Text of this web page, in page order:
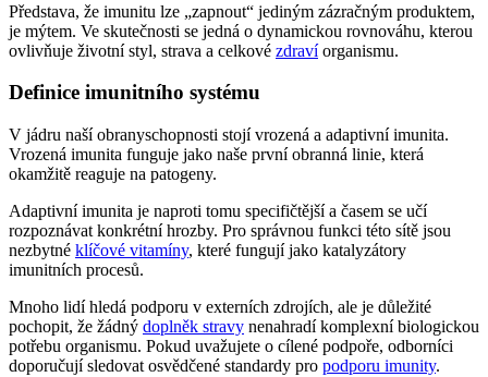
Představa, že imunitu lze „zapnout“ jediným zázračným produktem,
je mýtem. Ve skutečnosti se jedná o dynamickou rovnováhu, kterou
ovlivňuje životní styl, strava a celkové zdravíorganismu.
Definice imunitního systému
V jádru naší obranyschopnosti stojí vrozená a adaptivní imunita.
Vrozená imunita funguje jako naše první obranná linie, která
okamžitě reaguje na patogeny.
Adaptivní imunita je naproti tomu specifičtější a časem se učí
rozpoznávat konkrétní hrozby. Pro správnou funkci této sítě jsou
nezbytné klíčové vitamíny, které fungují jako katalyzátory
imunitních procesů.
Mnoho lidí hledá podporu v externích zdrojích, ale je důležité
pochopit, že žádný doplněk stravy nenahradí komplexní biologickou
potřebu organismu. Pokud uvažujete o cílené podpoře, odborníci
doporučují sledovat osvědčené standardy pro podporu imunity.